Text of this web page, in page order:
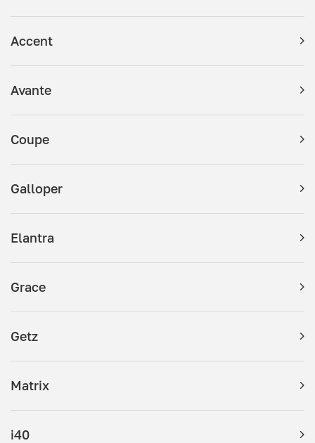
Accent
Avante
Coupe
Galloper
Elantra
Grace
Getz
Matrix
i40